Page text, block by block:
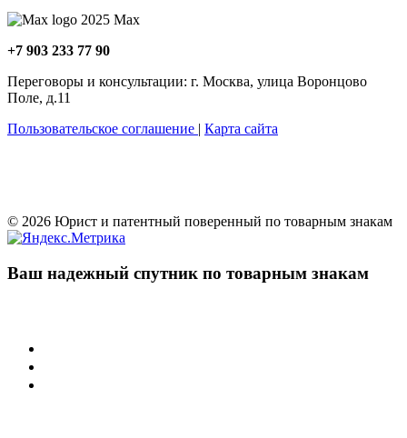
Maх
+7 903 233 77 90
Переговоры и консультации: г. Москва, улица Воронцово
Поле, д.11
Пользовательское соглашение | Карта сайта
© 2026 Юрист и патентный поверенный по товарным знакам
Ваш надежный спутник по товарным знакам